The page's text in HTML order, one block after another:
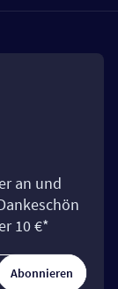
an und
10 €*
Abonnieren